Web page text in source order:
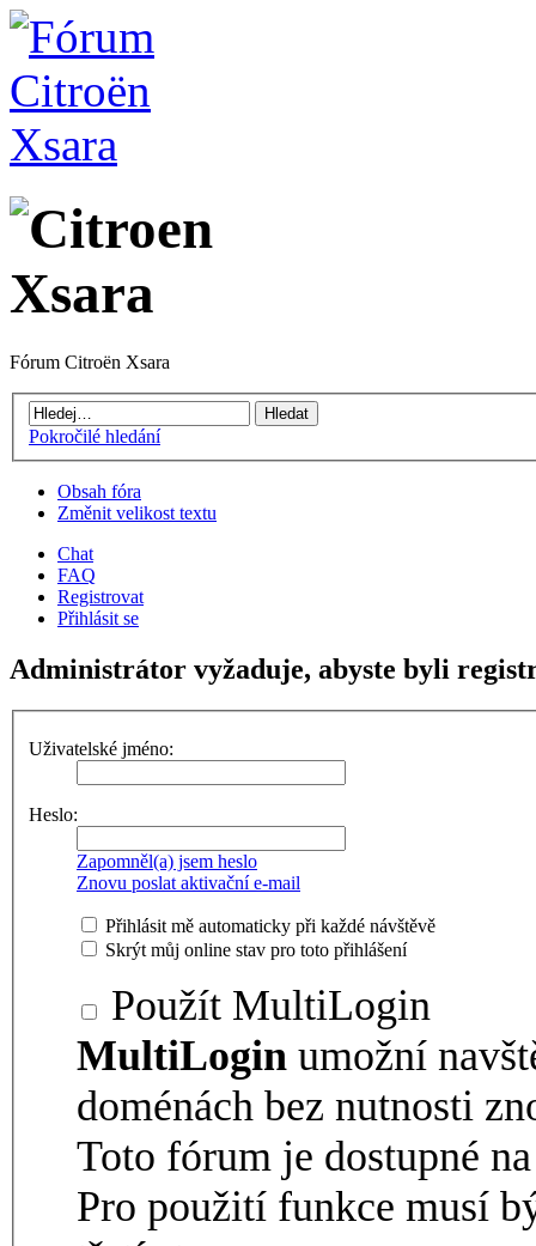
Fórum Citroën Xsara
Pokročilé hledání
Obsah fóra
Změnit velikost textu
Chat
FAQ
Registrovat
Přihlásit se
Administrátor vyžaduje, abyste byli
Uživatelské jméno:
Heslo:
Zapomněl(a) jsem heslo
Znovu poslat aktivační e-mail
Přihlásit mě automaticky při každé návštěvě
Skrýt můj online stav pro toto přihlášení
Použít MultiLogin
MultiLogin umožní
doménách bez nutnosti
Toto fórum je dostupné
Pro použití funkce musí